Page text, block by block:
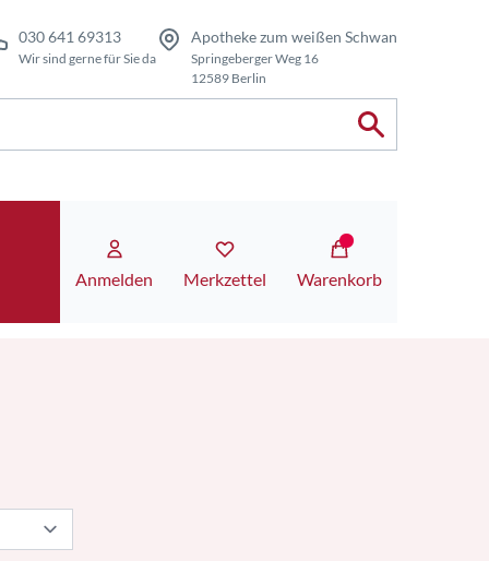
030 641 69313
Wir sind gerne für Sie da
Apotheke zum weißen Schwan
Springeberger Weg 16
12589 Berlin
Anmelden Merkzettel Warenkorb